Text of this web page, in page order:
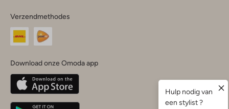
je
land
Nederland
Belgique(Français)
Deutschland
Verzendmethodes
Download onze Omoda app